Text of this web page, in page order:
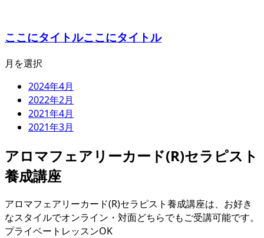
ここにタイトルここにタイトル
月を選択
2024年4月
2022年2月
2021年4月
2021年3月
アロマフェアリーカード(R)セラピスト
養成講座
アロマフェアリーカード(R)セラピスト養成講座は、お好き
なスタイルでオンライン・対面どちらでもご受講可能です。
プライベートレッスンOK